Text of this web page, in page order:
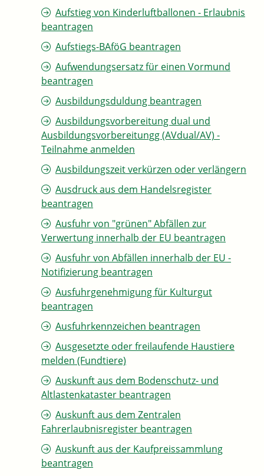
Aufstieg von Kinderluftballonen - Erlaubnis
beantragen
Aufstiegs-BAföG beantragen
Aufwendungsersatz für einen Vormund
beantragen
Ausbildungsduldung beantragen
Ausbildungsvorbereitung dual und
Ausbildungsvorbereitungg (AVdual/AV) -
Teilnahme anmelden
Ausbildungszeit verkürzen oder verlängern
Ausdruck aus dem Handelsregister
beantragen
Ausfuhr von "grünen" Abfällen zur
Verwertung innerhalb der EU beantragen
Ausfuhr von Abfällen innerhalb der EU -
Notifizierung beantragen
Ausfuhrgenehmigung für Kulturgut
beantragen
Ausfuhrkennzeichen beantragen
Ausgesetzte oder freilaufende Haustiere
melden (Fundtiere)
Auskunft aus dem Bodenschutz- und
Altlastenkataster beantragen
Auskunft aus dem Zentralen
Fahrerlaubnisregister beantragen
Auskunft aus der Kaufpreissammlung
beantragen